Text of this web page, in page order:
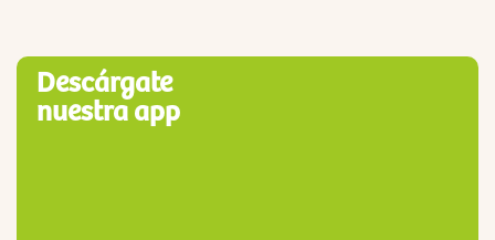
Descárgate
nuestra app